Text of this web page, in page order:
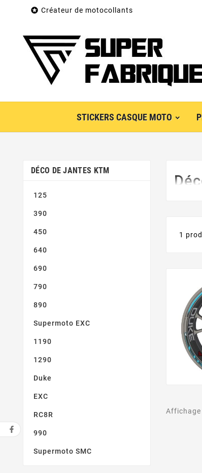
 Créateur de motocollants
STICKERS CASQUE MOTO
DÉCO DE JANTES KTM
125
390
450
640
690
790
890
Supermoto EXC
1190
1290
Duke
EXC
RC8R
990
Supermoto SMC
1